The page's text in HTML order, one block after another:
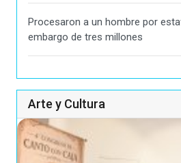
Procesaron a un hombre por
embargo de tres millones
Arte y Cultura